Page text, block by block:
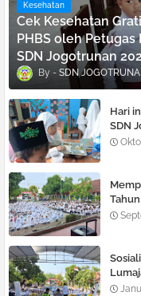
Kesehatan
Cek Kesehatan
PHBS oleh Petugas
SDN Jogotrunan
SDN
Hari
SDN